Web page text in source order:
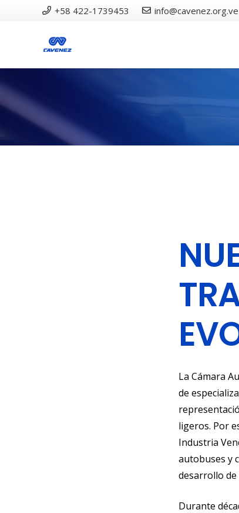
‎+58 422-1739453 info@cavenez.org.ve
La Cámara
de
ligeros. Por
Industria
autobuses y
desarrollo de
Durante